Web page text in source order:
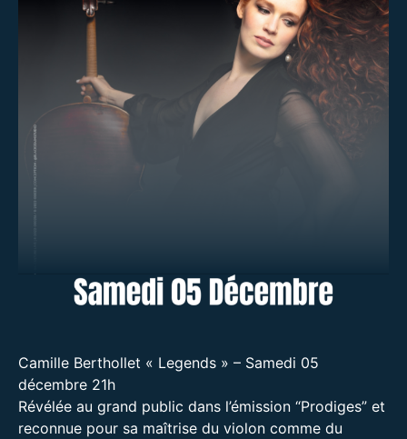
Camille Berthollet « Legends » – Samedi 05
décembre 21h
Révélée au grand public dans l’émission “Prodiges” et
reconnue pour sa maîtrise du violon comme du